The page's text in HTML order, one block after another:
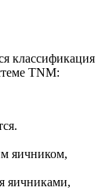
классификация
TNM:
яичником,
яичниками,